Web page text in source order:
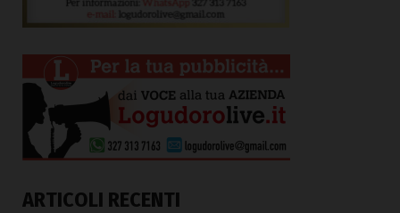
ARTICOLI RECENTI